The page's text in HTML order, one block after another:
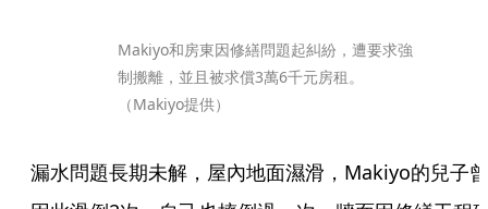
Makiyo和房東因修繕問題起糾紛，遭要求強
制搬離，並且被求償3萬6千元房租。
（Makiyo提供）
漏水問題長期未解，屋內地面濕滑，Makiyo的兒子曾